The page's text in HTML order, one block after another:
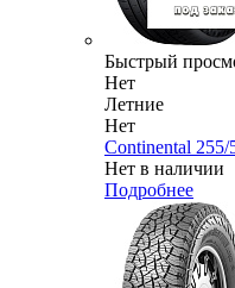
Быстрый
Нет
Летние
Нет
Continental 255/
Нет в наличии
Подробнее